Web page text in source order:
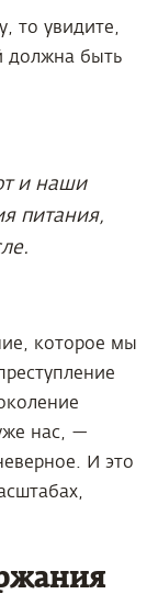
то увидите,
должна быть
и наши
питания,
которое мы
нас, —
И это